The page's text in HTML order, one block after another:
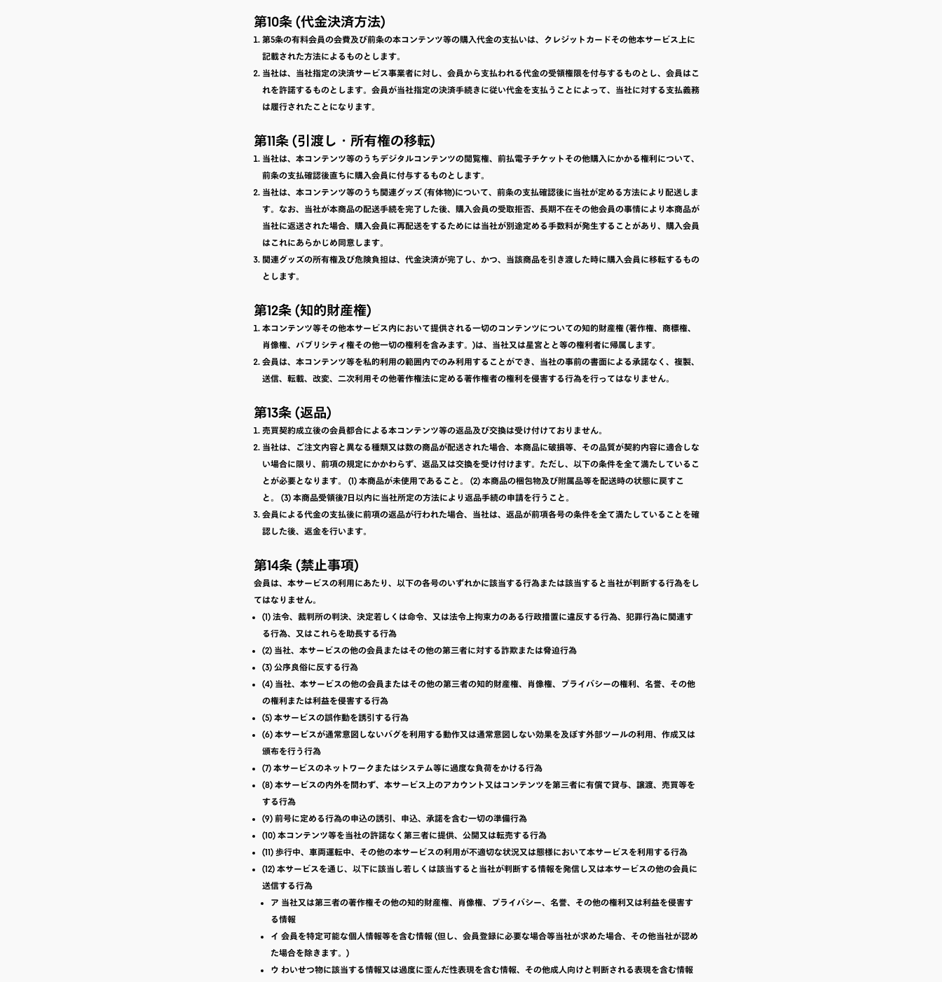
第10条 (代金決済方法)
第5条の有料会員の会費及び前条の本コンテンツ等の購入代金の支払いは、クレジットカードその他本サービス上に
記載された方法によるものとします。
当社は、当社指定の決済サービス事業者に対し、会員から支払われる代金の受領権限を付与するものとし、会員はこ
れを許諾するものとします。会員が当社指定の決済手続きに従い代金を支払うことによって、当社に対する支払義務
は履行されたことになります。
第11条 (引渡し・所有権の移転)
当社は、本コンテンツ等のうちデジタルコンテンツの閲覧権、前払電子チケットその他購入にかかる権利について、
前条の支払確認後直ちに購入会員に付与するものとします。
当社は、本コンテンツ等のうち関連グッズ (有体物)について、前条の支払確認後に当社が定める方法により配送しま
す。なお、当社が本商品の配送手続を完了した後、購入会員の受取拒否、長期不在その他会員の事情により本商品が
当社に返送された場合、購入会員に再配送をするためには当社が別途定める手数料が発生することがあり、購入会員
はこれにあらかじめ同意します。
関連グッズの所有権及び危険負担は、代金決済が完了し、かつ、当該商品を引き渡した時に購入会員に移転するもの
とします。
第12条 (知的財産権)
本コンテンツ等その他本サービス内において提供される一切のコンテンツについての知的財産権 (著作権、商標権、
肖像権、パブリシティ権その他一切の権利を含みます。)は、当社又は星宮とと等の権利者に帰属します。
会員は、本コンテンツ等を私的利用の範囲内でのみ利用することができ、当社の事前の書面による承諾なく、複製、
送信、転載、改変、二次利用その他著作権法に定める著作権者の権利を侵害する行為を行ってはなりません。
第13条 (返品)
売買契約成立後の会員都合による本コンテンツ等の返品及び交換は受け付けておりません。
当社は、ご注文内容と異なる種類又は数の商品が配送された場合、本商品に破損等、その品質が契約内容に適合しな
い場合に限り、前項の規定にかかわらず、返品又は交換を受け付けます。ただし、以下の条件を全て満たしているこ
とが必要となります。 (1) 本商品が未使用であること。 (2) 本商品の梱包物及び附属品等を配送時の状態に戻すこ
と。 (3) 本商品受領後7日以内に当社所定の方法により返品手続の申請を行うこと。
会員による代金の支払後に前項の返品が行われた場合、当社は、返品が前項各号の条件を全て満たしていることを確
認した後、返金を行います。
第14条 (禁止事項)
会員は、本サービスの利用にあたり、以下の各号のいずれかに該当する行為または該当すると当社が判断する行為をし
てはなりません。
(1) 法令、裁判所の判決、決定若しくは命令、又は法令上拘束力のある行政措置に違反する行為、犯罪行為に関連す
る行為、又はこれらを助長する行為
(2) 当社、本サービスの他の会員またはその他の第三者に対する詐欺または脅迫行為
(3) 公序良俗に反する行為
(4) 当社、本サービスの他の会員またはその他の第三者の知的財産権、肖像権、プライバシーの権利、名誉、その他
の権利または利益を侵害する行為
(5) 本サービスの誤作動を誘引する行為
(6) 本サービスが通常意図しないバグを利用する動作又は通常意図しない効果を及ぼす外部ツールの利用、作成又は
頒布を行う行為
(7) 本サービスのネットワークまたはシステム等に過度な負荷をかける行為
(8) 本サービスの内外を問わず、本サービス上のアカウント又はコンテンツを第三者に有償で貸与、譲渡、売買等を
する行為
(9) 前号に定める行為の申込の誘引、申込、承諾を含む一切の準備行為
(10) 本コンテンツ等を当社の許諾なく第三者に提供、公開又は転売する行為
(11) 歩行中、車両運転中、その他の本サービスの利用が不適切な状況又は態様において本サービスを利用する行為
(12) 本サービスを通じ、以下に該当し若しくは該当すると当社が判断する情報を発信し又は本サービスの他の会員に
送信する行為
ア 当社又は第三者の著作権その他の知的財産権、肖像権、プライバシー、名誉、その他の権利又は利益を侵害す
る情報
イ 会員を特定可能な個人情報等を含む情報 (但し、会員登録に必要な場合等当社が求めた場合、その他当社が認め
た場合を除きます。)
ウ わいせつ物に該当する情報又は過度に歪んだ性表現を含む情報、その他成人向けと判断される表現を含む情報